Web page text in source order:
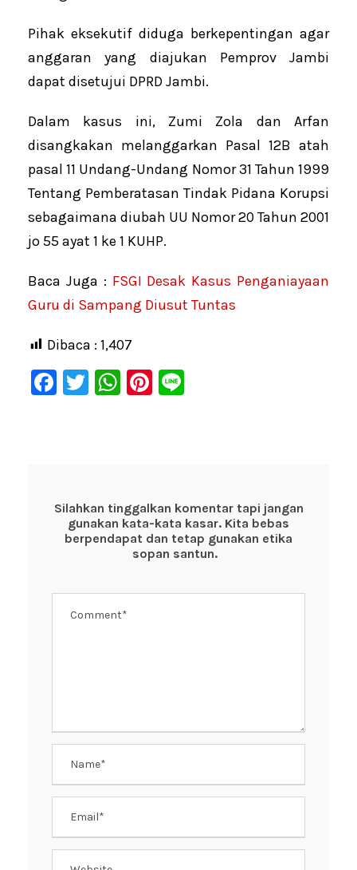
Pihak eksekutif diduga berkepentingan agar
anggaran yang diajukan Pemprov Jambi
dapat disetujui DPRD Jambi.
Dalam kasus ini, Zumi Zola dan Arfan
disangkakan melanggarkan Pasal 12B atah
pasal 11 Undang-Undang Nomor 31 Tahun 1999
Tentang Pemberatasan Tindak Pidana Korupsi
sebagaimana diubah UU Nomor 20 Tahun 2001
jo 55 ayat 1 ke 1 KUHP.
Baca Juga : FSGI Desak Kasus Penganiayaan
Guru di Sampang Diusut Tuntas
Dibaca : 1,407
F
o
o
T
W
p
p
Pi
Silahkan tinggalkan komentar tapi jangan
gunakan kata-kata kasar. Kita bebas
berpendapat dan tetap gunakan etika
sopan santun.